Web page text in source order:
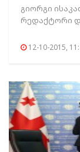
გიორგი
რედაქტორი
12-10-2015,